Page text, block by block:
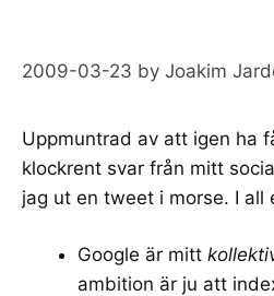
2009-03-23 by Joakim
Uppmuntrad av att igen ha
klockrent svar från mitt
jag ut en tweet i morse. I all
Google är mitt
ambition är ju att